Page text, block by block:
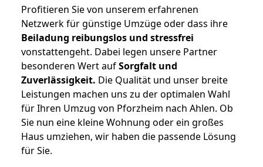
Profitieren Sie von unserem erfahrenen
Netzwerk für günstige Umzüge oder dass ihre
Beiladung reibungslos und stressfrei
vonstattengeht. Dabei legen unsere Partner
besonderen Wert aufSorgfalt und
Zuverlässigkeit. Die Qualität und unser breite
Leistungen machen uns zu der optimalen Wahl
für Ihren Umzug von Pforzheim nach Ahlen. Ob
Sie nun eine kleine Wohnung oder ein großes
Haus umziehen, wir haben die passende Lösung
für Sie.